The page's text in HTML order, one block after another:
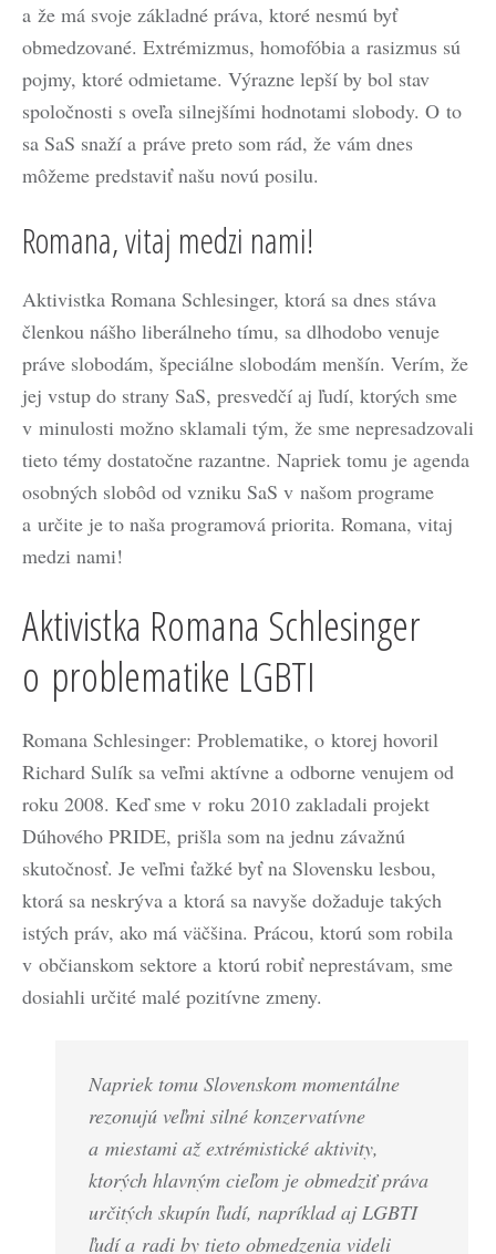
a že má svoje základné práva, ktoré nesmú byť
obmedzované. Extrémizmus, homofóbia a rasizmus sú
pojmy, ktoré odmietame. Výrazne lepší by bol stav
spoločnosti s oveľa silnejšími hodnotami slobody. O to
sa SaS snaží a práve preto som rád, že vám dnes
môžeme predstaviť našu novú posilu.
Romana, vitaj medzi nami!
Aktivistka Romana Schlesinger, ktorá sa dnes stáva
členkou nášho liberálneho tímu, sa dlhodobo venuje
práve slobodám, špeciálne slobodám menšín. Verím, že
jej vstup do strany SaS, presvedčí aj ľudí, ktorých sme
v minulosti možno sklamali tým, že sme nepresadzovali
tieto témy dostatočne razantne. Napriek tomu je agenda
osobných slobôd od vzniku SaS v našom programe
a určite je to naša programová priorita. Romana, vitaj
medzi nami!
Aktivistka Romana Schlesinger
o problematike LGBTI
Romana Schlesinger: Problematike, o ktorej hovoril
Richard Sulík sa veľmi aktívne a odborne venujem od
roku 2008. Keď sme v roku 2010 zakladali projekt
Dúhového PRIDE, prišla som na jednu závažnú
skutočnosť. Je veľmi ťažké byť na Slovensku lesbou,
ktorá sa neskrýva a ktorá sa navyše dožaduje takých
istých práv, ako má väčšina. Prácou, ktorú som robila
v občianskom sektore a ktorú robiť neprestávam, sme
dosiahli určité malé pozitívne zmeny.
Napriek tomu Slovenskom momentálne
rezonujú veľmi silné konzervatívne
a miestami až extrémistické aktivity,
ktorých hlavným cieľom je obmedziť práva
určitých skupín ľudí, napríklad aj LGBTI
ľudí a radi by tieto obmedzenia videli